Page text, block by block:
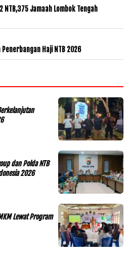
Jamaah Lombok Tengah
Penerbangan Haji NTB 2026
dan Polda NTB
2026
Lewat Program